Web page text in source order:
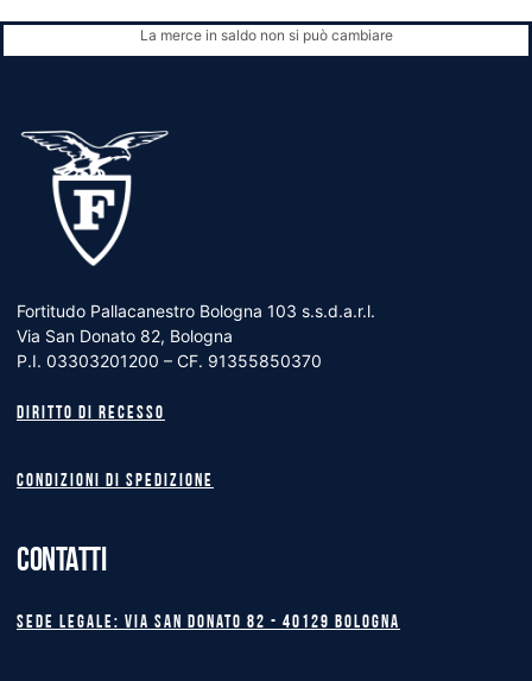
La merce in saldo non si può cambiare
Fortitudo Pallacanestro Bologna 103 s.s.d.a.r.l.
Via San Donato 82, Bologna
P.I. 03303201200 – CF. 91355850370
Diritto di recesso
Condizioni di spedizione
CONTATTI
Sede legale: Via San Donato 82 - 40129 BOLOGNA